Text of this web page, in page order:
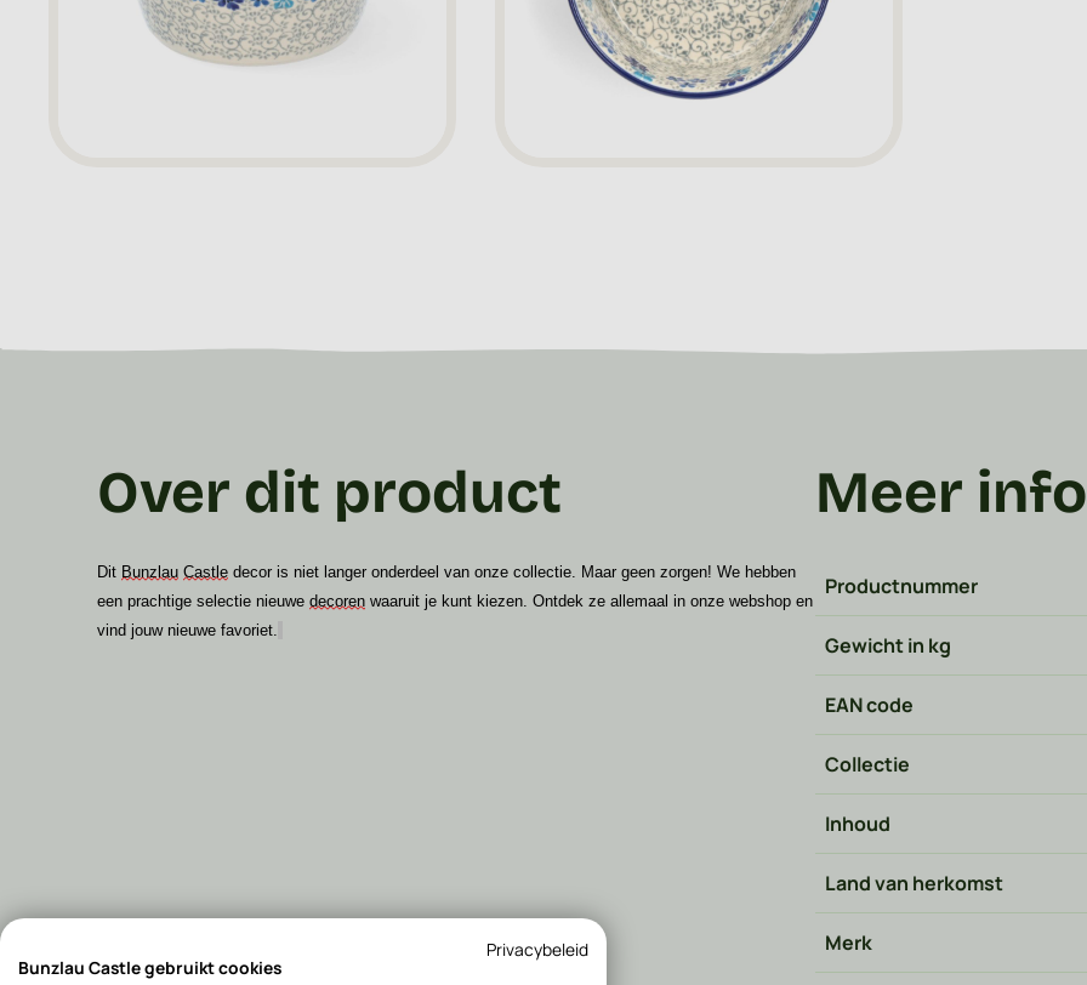
Over dit product
Dit Bunzlau Castle decor is niet langer onderdeel van onze collectie. Maar geen zorgen! We hebben
een prachtige selectie nieuwe decoren waaruit je kunt kiezen. Ontdek ze allemaal in onze webshop en
vind jouw nieuwe favoriet.
Meer
Productnummer
Gewicht in kg
EAN code
Collectie
Inhoud
Land van herkomst
Merk
Privacybeleid
Bunzlau Castle gebruikt cookies